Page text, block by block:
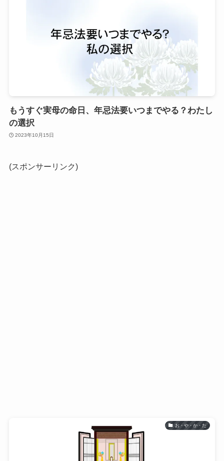
もうすぐ実母の命日、年忌法要いつまでやる？わたし
の選択
2023年10月15日
(スポンサーリンク)
お・や・か・た